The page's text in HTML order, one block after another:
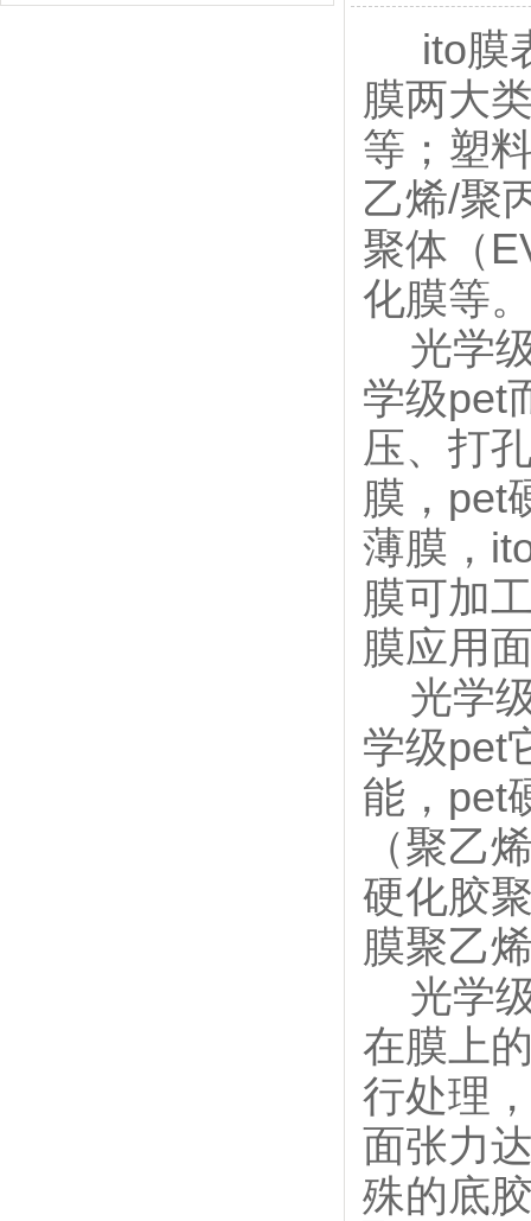
ito膜
膜两大
等；塑
乙烯/聚
聚体（
化膜等
光学级
学级pet
压、打
膜，pet
薄膜，
膜可加
膜应用
光学级
学级pet
能，pet
（聚乙
硬化胶
膜聚乙
光学级
在膜上
行处理
面张力
殊的底